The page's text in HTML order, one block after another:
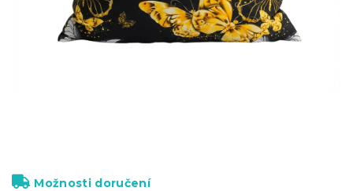
Možnosti doručení